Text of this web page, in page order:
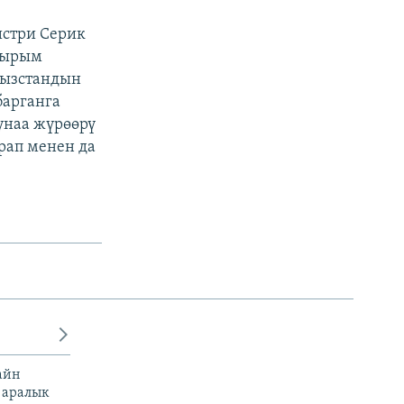
Серик
жүрөөрү
менен да